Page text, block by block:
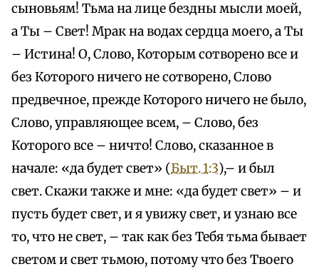
сыновьям! Тьма на лице бездны мысли моей,
а Ты – Свет! Мрак на водах сердца моего, а Ты
– Истина! О, Слово, Которым сотворено все и
без Которого ничего не сотворено, Слово
предвечное, прежде Которого ничего не было,
Слово, управляющее всем, – Слово, без
Которого все – ничто! Слово, сказанное в
начале: «да будет свет» (Быт. 1:3),– и был
свет. Скажи также и мне: «да будет свет» – и
пусть будет свет, и я увижу свет, и узнаю все
то, что не свет, – так как без Тебя тьма бывает
светом и свет тьмою, потому что без Твоего